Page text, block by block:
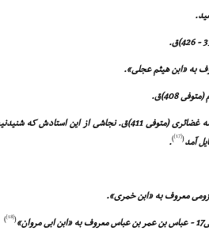
13 - ابو عبدالله حسین بن عبیدالله غضائرى (متوفى 411)ق.
آمد(
[17]
)
.
(
[18]
)